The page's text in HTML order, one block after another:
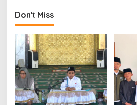
t
n
a
v
i
g
a
Don't Miss